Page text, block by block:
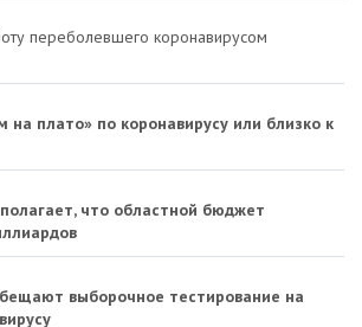
переболевшего коронавирусом
на плато» по коронавирусу или близко к
что областной бюджет
выборочное тестирование на